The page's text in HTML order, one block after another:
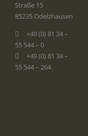
Straße 15
85235 Odelzhausen
+49 (0) 81 34 –
55 544 – 0
+49 (0) 81 34 –
55 544 – 264